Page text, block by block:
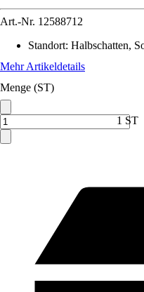
Art.-Nr. 12588712
Standort: Halbschatten,
Mehr Artikeldetails
Menge (ST)
1 ST